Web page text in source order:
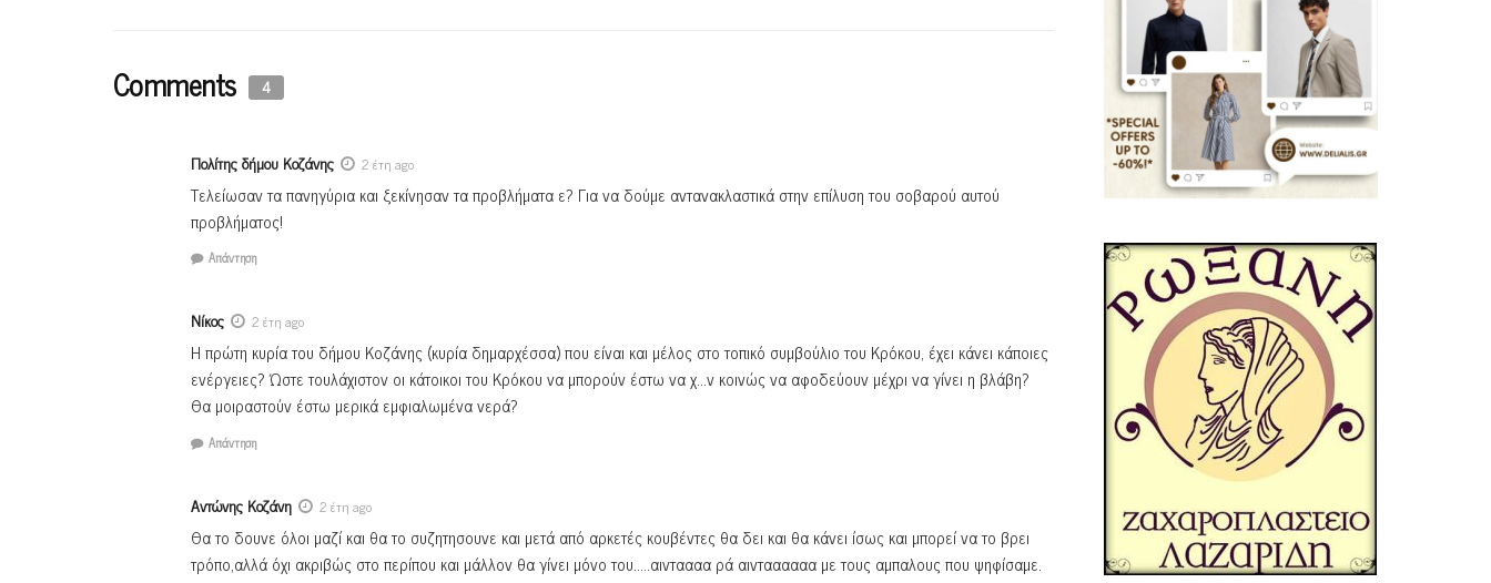
Comments 4
Πολίτης δήμου Κοζάνης 2 έτη ago
Τελείωσαν τα πανηγύρια και ξεκίνησαν τα προβλήματα ε? Για να δούμε αντανακλαστικά στην επίλυση του σοβαρού αυτού
προβλήματος!
Απάντηση
Νίκος 2 έτη ago
H πρώτη κυρία του δήμου Κοζάνης (κυρία δημαρχέσσα) που είναι και μέλος στο τοπικό συμβούλιο του Κρόκου, έχει κάνει κάποιες
ενέργειες? Ώστε τουλάχιστον οι κάτοικοι του Κρόκου να μπορούν έστω να χ…ν κοινώς να αφοδεύουν μέχρι να γίνει η βλάβη?
Θα μοιραστούν έστω μερικά εμφιαλωμένα νερά?
Απάντηση
Αντώνης Κοζάνη 2 έτη ago
Θα το δουνε όλοι μαζί και θα το συζητησουνε και μετά από αρκετές κουβέντες θα δει και θα κάνει ίσως και μπορεί να το βρει
τρόπο,αλλά όχι ακριβώς στο περίπου και μάλλον θα γίνει μόνο του…..αινταααα ρά αινταααααα με τους αμπαλους που ψηφίσαμε.